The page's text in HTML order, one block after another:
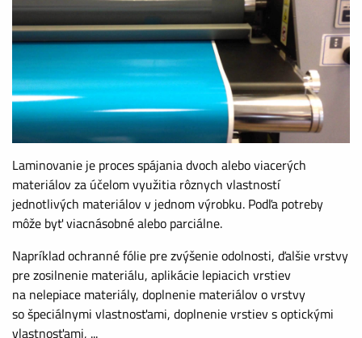
Laminovanie je proces spájania dvoch alebo viacerých
materiálov za účelom využitia rôznych vlastností
jednotlivých materiálov v jednom výrobku. Podľa potreby
môže byť viacnásobné alebo parciálne.
Napríklad ochranné fólie pre zvýšenie odolnosti, ďalšie vrstvy
pre zosilnenie materiálu, aplikácie lepiacich vrstiev
na nelepiace materiály, doplnenie materiálov o vrstvy
so špeciálnymi vlastnosťami, doplnenie vrstiev s optickými
vlastnosťami, ...